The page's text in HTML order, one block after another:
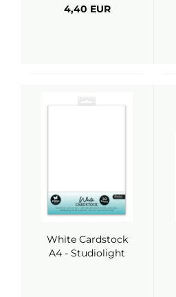
4,40 EUR
White Cardstock
A4 - Studiolight